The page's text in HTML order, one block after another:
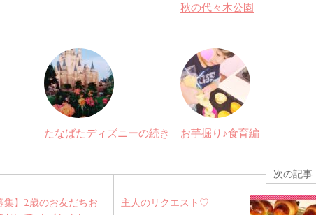
秋の代々木公園
たなばたディズニーの続き お芋掘り♪食育編
集】2歳のお友だちお
次の記事
主人のリクエスト♡